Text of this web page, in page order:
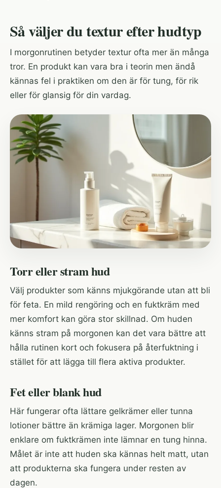
Så väljer du textur efter hudtyp
I morgonrutinen betyder textur ofta mer än många
tror. En produkt kan vara bra i teorin men ändå
kännas fel i praktiken om den är för tung, för rik
eller för glansig för din vardag.
Torr eller stram hud
Välj produkter som känns mjukgörande utan att bli
för feta. En mild rengöring och en fuktkräm med
mer komfort kan göra stor skillnad. Om huden
känns stram på morgonen kan det vara bättre att
hålla rutinen kort och fokusera på återfuktning i
stället för att lägga till flera aktiva produkter.
Fet eller blank hud
Här fungerar ofta lättare gelkrämer eller tunna
lotioner bättre än krämiga lager. Morgonen blir
enklare om fuktkrämen inte lämnar en tung hinna.
Målet är inte att huden ska kännas helt matt, utan
att produkterna ska fungera under resten av
dagen.